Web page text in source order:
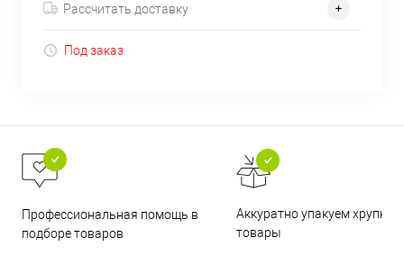
Рассчитать доставку
Под заказ
Профессиональная помощь в
подборе товаров
Аккуратно упакуем хрупкие
товары